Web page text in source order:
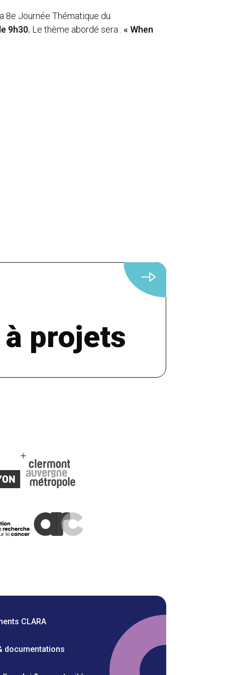
8e Journée Thématique du
9h30. Le thème abordé sera : « When
projets
CLARA
documentations